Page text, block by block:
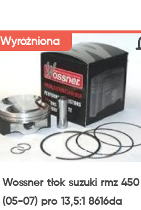
Wyróżniona
Wossner tłok suzuki rmz 450
(05-07) pro 13,5:1 8616da